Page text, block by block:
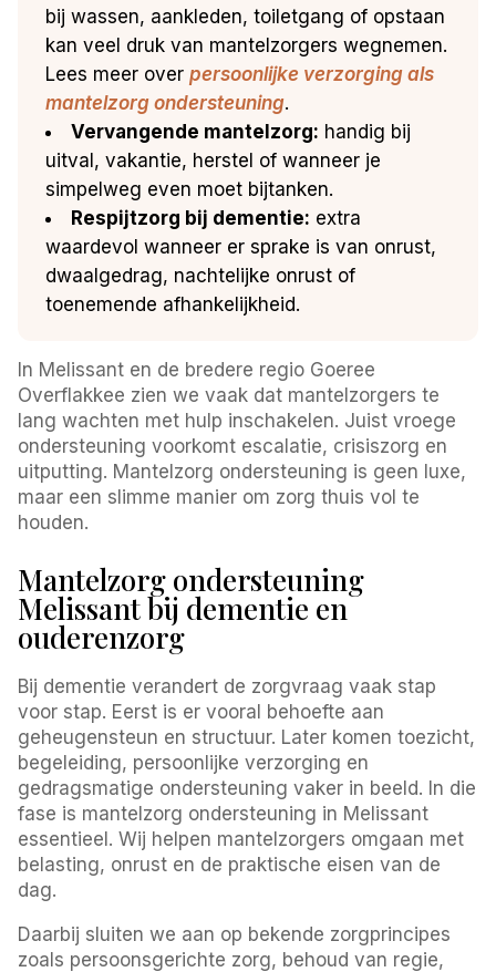
bij wassen, aankleden, toiletgang of opstaan
kan veel druk van mantelzorgers wegnemen.
Lees meer overpersoonlijke verzorging als
mantelzorg ondersteuning.
Vervangende mantelzorg: handig bij
uitval, vakantie, herstel of wanneer je
simpelweg even moet bijtanken.
Respijtzorg bij dementie: extra
waardevol wanneer er sprake is van onrust,
dwaalgedrag, nachtelijke onrust of
toenemende afhankelijkheid.
In Melissant en de bredere regio Goeree
Overflakkee zien we vaak dat mantelzorgers te
lang wachten met hulp inschakelen. Juist vroege
ondersteuning voorkomt escalatie, crisiszorg en
uitputting. Mantelzorg ondersteuning is geen luxe,
maar een slimme manier om zorg thuis vol te
houden.
Mantelzorg ondersteuning
Melissant bij dementie en
ouderenzorg
Bij dementie verandert de zorgvraag vaak stap
voor stap. Eerst is er vooral behoefte aan
geheugensteun en structuur. Later komen toezicht,
begeleiding, persoonlijke verzorging en
gedragsmatige ondersteuning vaker in beeld. In die
fase is mantelzorg ondersteuning in Melissant
essentieel. Wij helpen mantelzorgers omgaan met
belasting, onrust en de praktische eisen van de
dag.
Daarbij sluiten we aan op bekende zorgprincipes
zoals persoonsgerichte zorg, behoud van regie,